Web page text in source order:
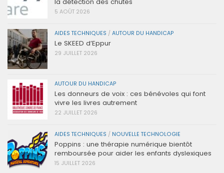
la détection des chutes
5 AOÛT 2026
AIDES TECHNIQUES / AUTOUR DU HANDICAP
Le SKEED d’Eppur
29 JUILLET 2026
AUTOUR DU HANDICAP
Les donneurs de voix : ces bénévoles qui font
vivre les livres autrement
22 JUILLET 2026
AIDES TECHNIQUES / NOUVELLE TECHNOLOGIE
Poppins : une thérapie numérique bientôt
remboursée pour aider les enfants dyslexiques
15 JUILLET 2026